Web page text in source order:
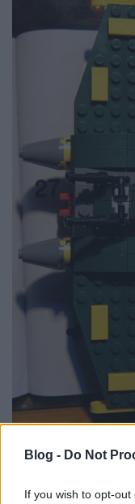
Blog - Do Not
If you wish to opt-